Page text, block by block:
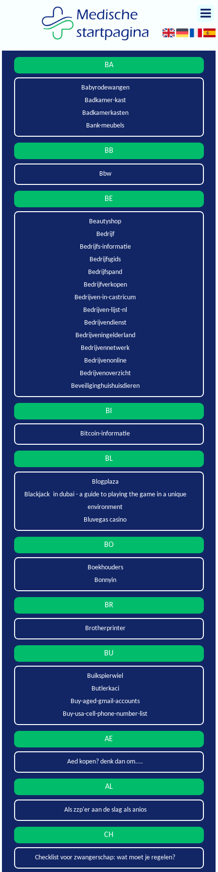
BA
Babyrodewangen
Badkamer-kast
Badkamerkasten
Bank-meubels
BB
Bbw
BE
Beautyshop
Bedrijf
Bedrijfs-informatie
Bedrijfsgids
Bedrijfspand
Bedrijfverkopen
Bedrijven-in-castricum
Bedrijven-lijst-nl
Bedrijvendienst
Bedrijveningelderland
Bedrijvennetwerk
Bedrijvenonline
Bedrijvenoverzicht
Beveiliginghuishuisdieren
BI
Bitcoin-informatie
BL
Blogplaza
Blackjack in dubai - a guide to playing the game in a unique
environment
Bluvegas casino
BO
Boekhouders
Bonnyin
BR
Brotherprinter
BU
Buikspierwiel
Butlerkaci
Buy-aged-gmail-accounts
Buy-usa-cell-phone-number-list
AE
Aed kopen? denk dan om....
AL
Als zzp'er aan de slag als anios
CH
Checklist voor zwangerschap: wat moet je regelen?